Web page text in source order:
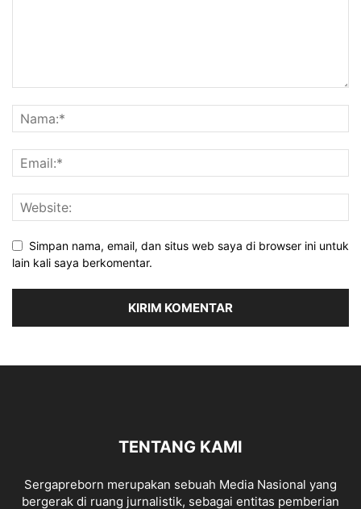
Simpan nama, email, dan situs web saya di browser ini untuk
lain kali saya berkomentar.
TENTANG KAMI
Sergapreborn merupakan sebuah Media Nasional yang
bergerak di ruang jurnalistik, sebagai entitas pemberian